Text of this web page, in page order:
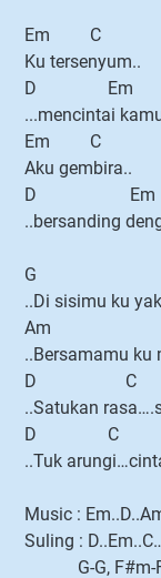
Em C
Ku tersenyum..
D Em
...mencintai
Em C
Aku gembira..
D Em
..bersanding
G
..Di sisimu ku
Am
..Bersamamu ku
D C
..Satukan
D C
..Tuk
Music :
Suling :
G-G, F#m-